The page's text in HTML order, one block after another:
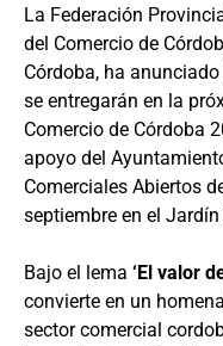
La Federación
del Comercio de
Córdoba, ha
se entregarán en la
Comercio de Córdoba
apoyo del
Comerciales Abiertos
septiembre en el
Bajo el lema ‘El valor
convierte en un
sector comercial